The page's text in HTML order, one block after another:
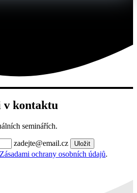
v kontaktu
seminářích.
zadejte@email.cz Uložit
Zásadami ochrany osobních údajů.